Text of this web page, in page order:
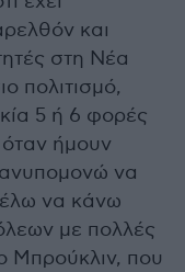
και
στη Νέα
πολιτισμό,
5 ή 6 φορές
ήμουν
να
να κάνω
με πολλές
Μπρούκλιν, που